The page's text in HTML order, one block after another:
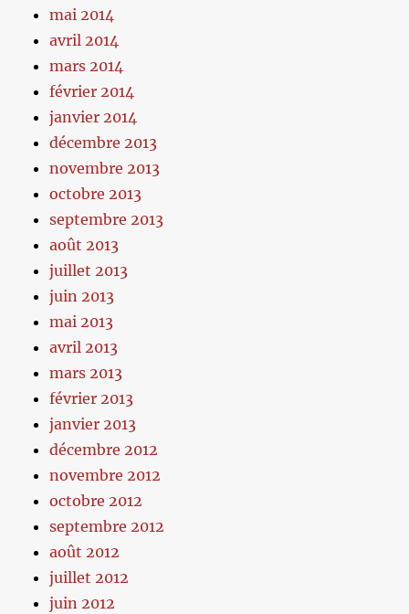
mai 2014
avril 2014
mars 2014
février 2014
janvier 2014
décembre 2013
novembre 2013
octobre 2013
septembre 2013
août 2013
juillet 2013
juin 2013
mai 2013
avril 2013
mars 2013
février 2013
janvier 2013
décembre 2012
novembre 2012
octobre 2012
septembre 2012
août 2012
juillet 2012
juin 2012